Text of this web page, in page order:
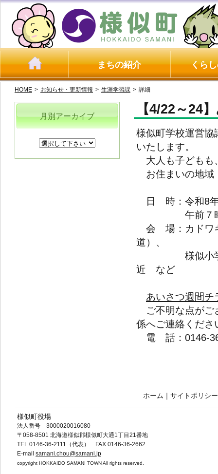
まちの紹介 くら
HOME > お知らせ・更新情報 > 生涯学習課 > 詳細
【4/22～24
様似町学校運営協
いたします。
大人も子どもも
お住まいの地域
日 時：令和8年
午前７時５
会 場：カドワ
道）、
様似小学校・
近 など
あいさつ週間チ
ご不明な点がご
係へご連絡くださ
電 話：0146-
月別アーカイブ
ホーム ｜ サイトポリシー
様似町役場
法人番号 3000020016080
〒058-8501 北海道様似郡様似町大通1丁目21番地
TEL 0146-36-2111（代表） FAX 0146-36-2662
E-mail samani.chou@samani.jp
copyright HOKKAIDO SAMANI TOWN All rights reserved.